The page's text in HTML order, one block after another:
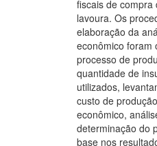
fiscais de compra
lavoura. Os
elaboração da
econômico foram
processo de
quantidade de
utilizados,
custo de
econômico,
determinação do
base nos